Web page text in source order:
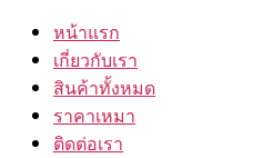
หน้าแรก
เกี่ยวกับเรา
สินค้าทั้งหมด
ราคาเหมา
ติดต่อเรา